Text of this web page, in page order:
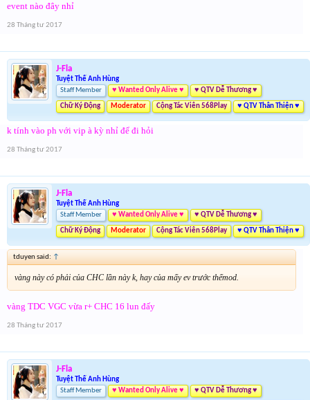
Chung kết :
Giải 1 : 1 code + 4k vàng
Giải 2 : 1 code + 3k vàng
SAO KO THẤY CODE VỀ CÙNG NHỈ ?
event nào đây nhỉ
28 Tháng tư 2017
J-Fla
Tuyệt Thế Anh Hùng
Staff Member
♥ Wanted Only Alive ♥ ♥ QTV Dễ Thương ♥
Chữ Ký Động Moderator Cộng Tác Viên 568Play ♥ QTV Thân Thiện ♥
k tính vào ph với vip à kỳ nhỉ để đi hỏi
28 Tháng tư 2017
J-Fla
Tuyệt Thế Anh Hùng
Staff Member
♥ Wanted Only Alive ♥ ♥ QTV Dễ Thương ♥
Chữ Ký Động Moderator Cộng Tác Viên 568Play ♥ QTV Thân Thiện ♥
tduyen said: ↑
vàng này có phải của CHC lần này k, hay của mấy ev trước thếmod.
vàng TDC VGC vừa r+ CHC 16 lun đấy
28 Tháng tư 2017
J-Fla
Tuyệt Thế Anh Hùng
Staff Member
♥ Wanted Only Alive ♥ ♥ QTV Dễ Thương ♥